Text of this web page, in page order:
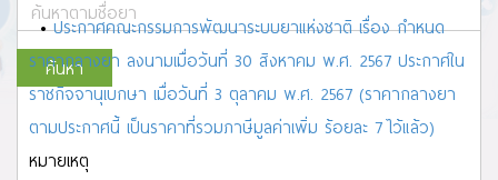
ค้นหา
ALL A B C D E F G H I J K L M N O P Q R S T U V W
ข ฃ ค ฅ
•ประกาศคณะกรรมการพัฒนาระบบยาแห่งชาติ เรื่อง กำหนด
ราคากลางยา ลงนามเมื่อวันที่ 30 สิงหาคม พ.ศ. 2567 ประกาศใน
ราชกิจจานุเบกษา เมื่อวันที่ 3 ตุลาคม พ.ศ. 2567 (ราคากลางยา
ตามประกาศนี้ เป็นราคาที่รวมภาษีมูลค่าเพิ่ม ร้อยละ 7 ไว้แล้ว)
หมายเหตุ